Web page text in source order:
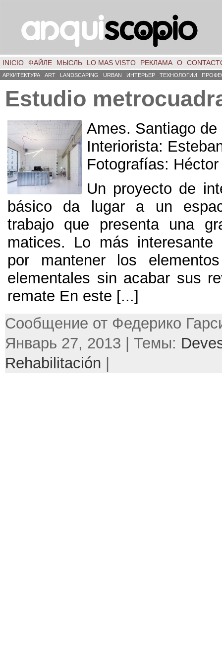
INICIO ФАЙЛЕ МЫСЛЬ LO MAS VISTO РЕКЛАМА О
АРХИТЕКТУРА ART LANDSCAPING URBAN ИНТЕРЬЕР ТЕХНОЛОГИИ
Estudio
Ames. Santiago
Interiorista:
Fotografías:
Un proyecto de
básico da lugar a un
trabajo que presenta una
matices. Lo más
por mantener los
elementales sin acabar sus
remate En este [...]
Сообщение от Федерико
Январь 27, 2013 | Темы:
Rehabilitación